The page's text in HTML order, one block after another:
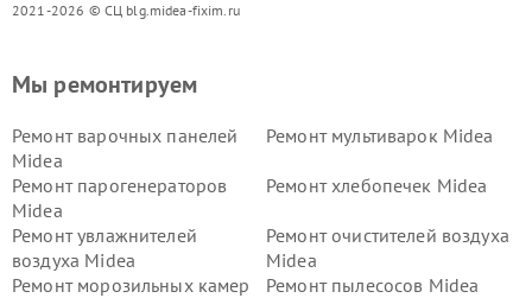
2021-2026 © СЦ blg.midea-fixim.ru
Мы ремонтируем
Ремонт варочных панелей
Midea
Ремонт мультиварок Midea
Ремонт парогенераторов
Midea
Ремонт хлебопечек Midea
Ремонт увлажнителей
воздуха Midea
Ремонт очистителей воздуха
Midea
Ремонт морозильных камер
Ремонт пылесосов Midea